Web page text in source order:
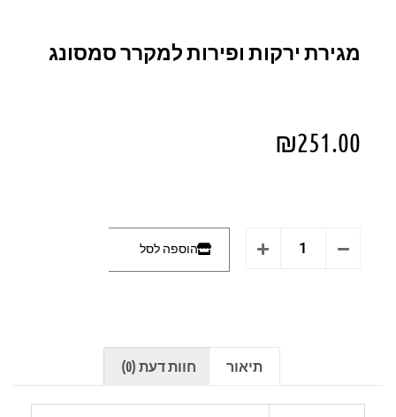
מגירת ירקות ופירות למקרר סמסונג
₪251.00
הוספה לסל
תיאור חוות דעת (0)